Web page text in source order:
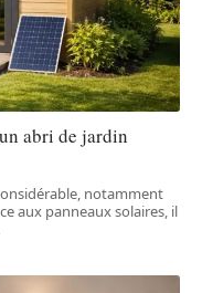
abri de jardin
notamment
aux panneaux solaires, il